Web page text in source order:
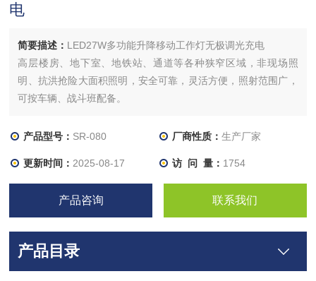
电
简要描述： LED27W多功能升降移动工作灯无极调光充电
高层楼房、地下室、地铁站、通道等各种狭窄区域，非现场照
明、抗洪抢险大面积照明，安全可靠，灵活方便，照射范围广，
可按车辆、战斗班配备。
产品型号： SR-080 厂商性质： 生产厂家
更新时间： 2025-08-17 访 问 量： 1754
产品咨询 联系我们
产品目录